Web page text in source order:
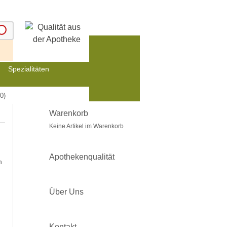
Spezialitäten
Warenkorb
Keine Artikel im Warenkorb
Apothekenqualität
Über Uns